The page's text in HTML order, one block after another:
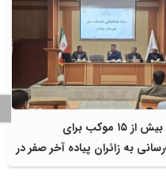
آمادگی بیش از ۱۵ موکب برای
به زائران پیاده آخر صفر در
چناران